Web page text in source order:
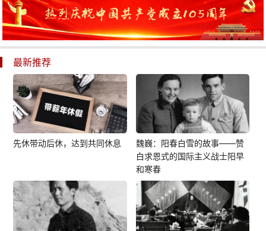
最新推荐
先休带动后休，达到共同休息
魏巍：阳春白雪的故事——赞
白求恩式的国际主义战士阳早
和寒春